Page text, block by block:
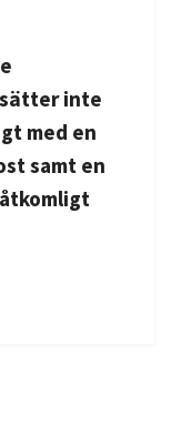
inte
med en
samt en